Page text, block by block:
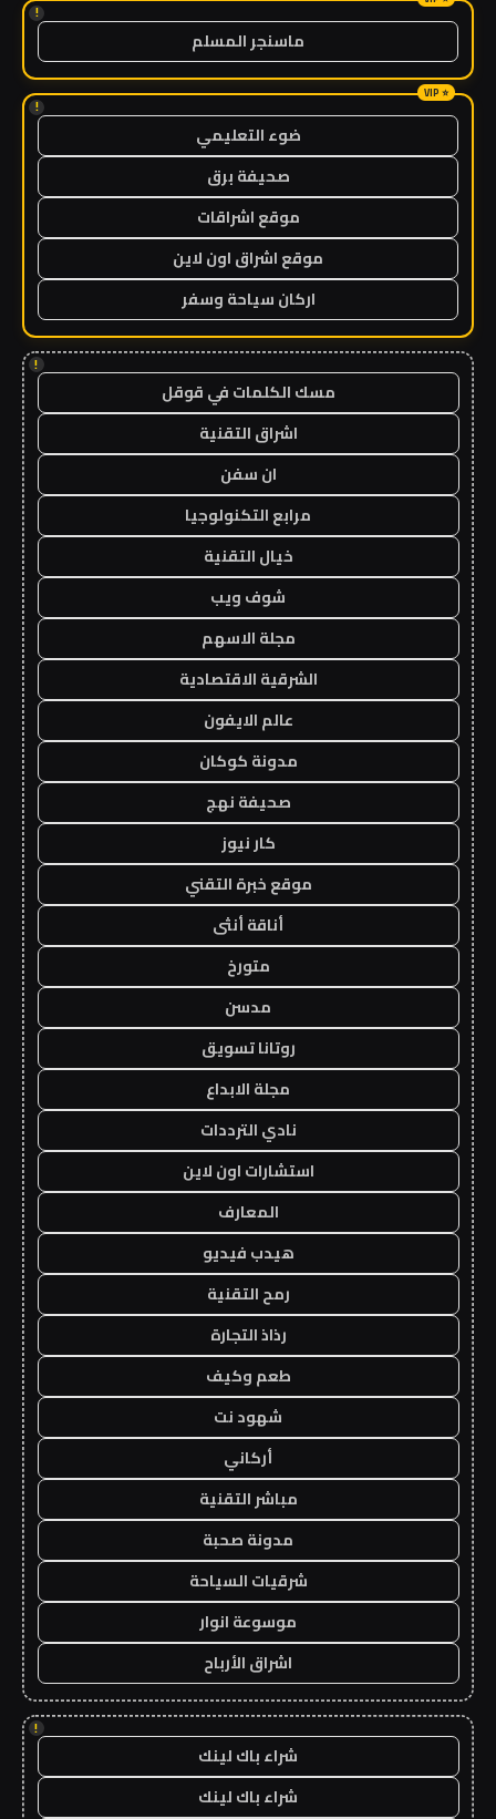
!
ماسنجر المسلم
!
ضوء التعليمي
صحيفة برق
موقع اشراقات
موقع اشراق اون لاين
اركان سياحة وسفر
!
مسك الكلمات في قوقل
اشراق التقنية
ان سفن
مرابع التكنولوجيا
خيال التقنية
شوف ويب
مجلة الاسهم
الشرقية الاقتصادية
عالم الايفون
مدونة كوكان
صحيفة نهج
كار نيوز
موقع خبرة التقني
أناقة أنثى
متورخ
مدسن
روتانا تسويق
مجلة الابداع
نادي الترددات
استشارات اون لاين
المعارف
هيدب فيديو
رمح التقنية
رذاذ التجارة
طعم وكيف
شهود نت
أركاني
مباشر التقنية
مدونة صحبة
شرقيات السياحة
موسوعة انوار
اشراق الأرباح
!
شراء باك لينك
شراء باك لينك